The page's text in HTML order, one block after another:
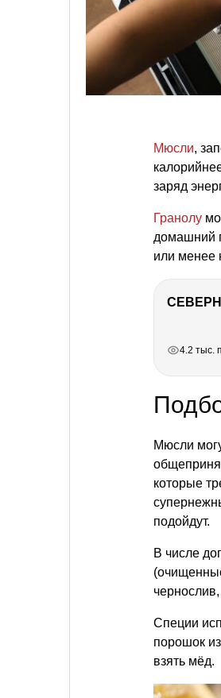
Мюсли,
заряд
Гранолу
домашний
или менее
4.2 тыс.
Мюсли
которые
подойдут.
В числе
Специи
порошок
взять мёд.